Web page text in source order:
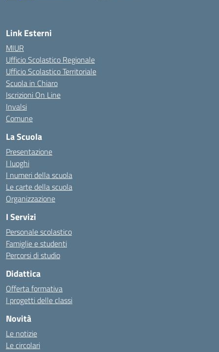
Link Esterni
MIUR
Ufficio Scolastico Regionale
Ufficio Scolastico Territoriale
Scuola in Chiaro
Iscrizioni On Line
Invalsi
Comune
La Scuola
Presentazione
I luoghi
I numeri della scuola
Le carte della scuola
Organizzazione
I Servizi
Personale scolastico
Famiglie e studenti
Percorsi di studio
Didattica
Offerta formativa
I progetti delle classi
Novità
Le notizie
Le circolari